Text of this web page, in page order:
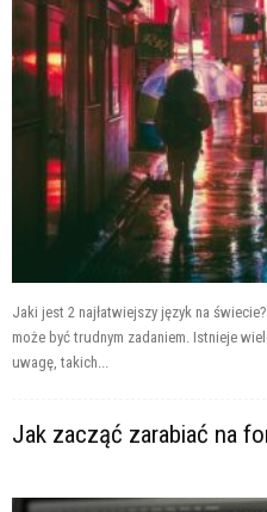
Jaki jest 2 najłatwiejszy język na
może być trudnym zadaniem. Istnieje
uwagę, takich...
Jak zacząć zarabiać na